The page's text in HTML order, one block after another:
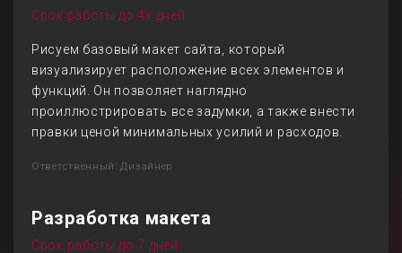
Срок работы до 4х дней
Рисуем базовый макет сайта, который
визуализирует расположение всех элементов и
функций. Он позволяет наглядно
проиллюстрировать все задумки, а также внести
правки ценой минимальных усилий и расходов.
Ответственный: Дизайнер
Разработка макета
Срок работы до 7 дней